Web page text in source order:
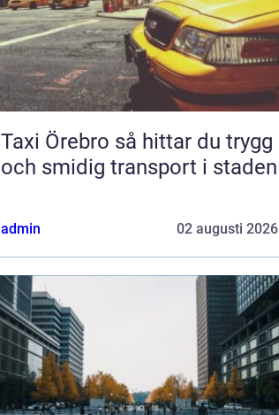
Taxi Örebro så hittar du trygg
och smidig transport i staden
admin 02 augusti 2026